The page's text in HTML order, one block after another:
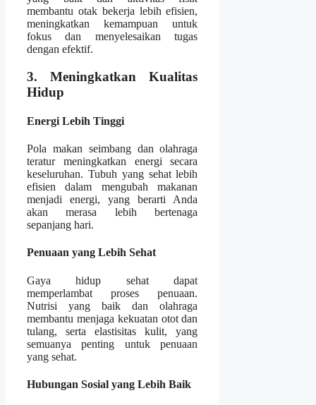
membantu otak bekerja lebih efisien,
meningkatkan kemampuan untuk
fokus dan menyelesaikan tugas
dengan efektif.
3. Meningkatkan Kualitas
Hidup
Energi Lebih Tinggi
Pola makan seimbang dan olahraga
teratur meningkatkan energi secara
keseluruhan. Tubuh yang sehat lebih
efisien dalam mengubah makanan
menjadi energi, yang berarti Anda
akan merasa lebih bertenaga
sepanjang hari.
Penuaan yang Lebih Sehat
Gaya hidup sehat dapat
memperlambat proses penuaan.
Nutrisi yang baik dan olahraga
membantu menjaga kekuatan otot dan
tulang, serta elastisitas kulit, yang
semuanya penting untuk penuaan
yang sehat.
Hubungan Sosial yang Lebih Baik